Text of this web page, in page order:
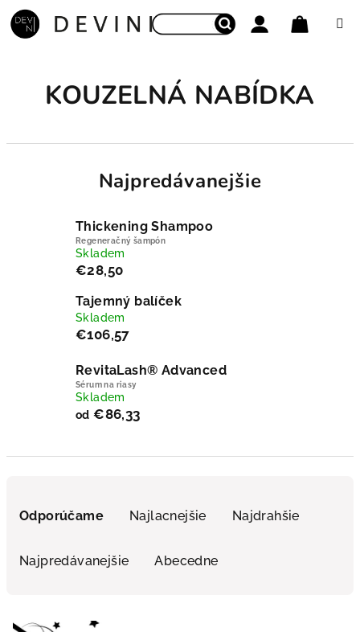
Prejsť na obsah
KOUZELNÁ NABÍDKA
Najpredávanejšie
Thickening Shampoo
Regeneračný šampón
Skladem
€28,50
Tajemný balíček
Skladem
€106,57
RevitaLash® Advanced
Sérum na riasy
Skladem
od €86,33
Odporúčame Najlacnejšie Najdrahšie
Najpredávanejšie Abecedne
Výpis produktov